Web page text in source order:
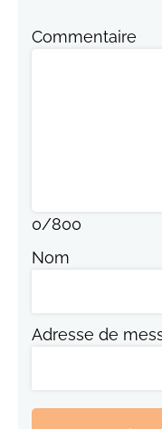
Commentaire
0/800
Nom
Adresse de